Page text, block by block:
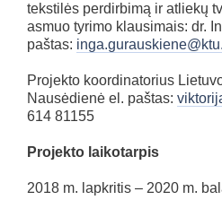
tekstilės perdirbimą ir atliekų
asmuo tyrimo klausimais: dr.
paštas:
Projekto koordinatorius
Nausėdienė el. paštas:
614 81155
Projekto laikotarpis
2018 m. lapkritis – 2020 m.